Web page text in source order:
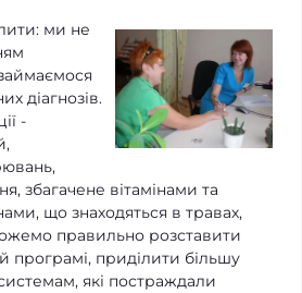
ми не
діагнозів.
-
збагачене вітамінами та
що знаходяться в травах,
правильно розставити
програмі, приділити більшу
які постраждали